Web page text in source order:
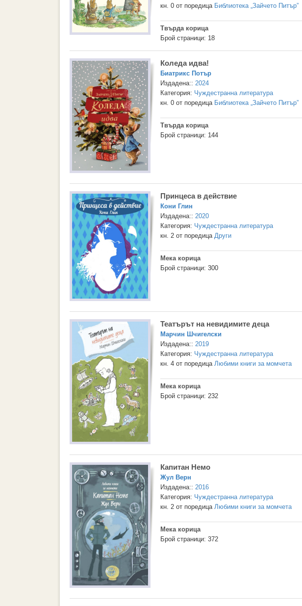
кн. 0 от поредица Библиотека „Зайчето Питър”
Твърда корица
Брой страници: 18
Коледа идва!
Биатрикс Потър
Издадена:: 2024
Категория: Чуждестранна литература
кн. 0 от поредица Библиотека „Зайчето Питър”
Твърда корица
Брой страници: 144
Принцеса в действие
Кони Глин
Издадена:: 2020
Категория: Чуждестранна литература
кн. 2 от поредица Други
Мека корица
Брой страници: 300
Театърът на невидимите деца
Марчин Шчигелски
Издадена:: 2019
Категория: Чуждестранна литература
кн. 4 от поредица Любими книги за момчета
Мека корица
Брой страници: 232
Капитан Немо
Жул Верн
Издадена:: 2016
Категория: Чуждестранна литература
кн. 2 от поредица Любими книги за момчета
Мека корица
Брой страници: 372